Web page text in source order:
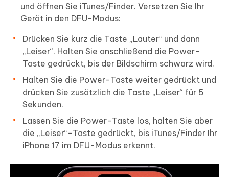
und öffnen Sie iTunes/Finder. Versetzen Sie Ihr
Gerät in den DFU-Modus:
Drücken Sie kurz die Taste „Lauter“ und dann
„Leiser“. Halten Sie anschließend die Power-
Taste gedrückt, bis der Bildschirm schwarz wird.
Halten Sie die Power-Taste weiter gedrückt und
drücken Sie zusätzlich die Taste „Leiser“ für 5
Sekunden.
Lassen Sie die Power-Taste los, halten Sie aber
die „Leiser“-Taste gedrückt, bis iTunes/Finder Ihr
iPhone 17 im DFU-Modus erkennt.